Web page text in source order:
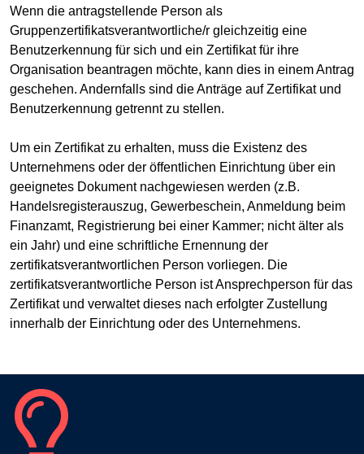
Wenn die antragstellende Person als
Gruppenzertifikatsverantwortliche/r gleichzeitig eine
Benutzerkennung für sich und ein Zertifikat für ihre
Organisation beantragen möchte, kann dies in einem Antrag
geschehen. Andernfalls sind die Anträge auf Zertifikat und
Benutzerkennung getrennt zu stellen.
Um ein Zertifikat zu erhalten, muss die Existenz des
Unternehmens oder der öffentlichen Einrichtung über ein
geeignetes Dokument nachgewiesen werden (z.B.
Handelsregisterauszug, Gewerbeschein, Anmeldung beim
Finanzamt, Registrierung bei einer Kammer; nicht älter als
ein Jahr) und eine schriftliche Ernennung der
zertifikatsverantwortlichen Person vorliegen. Die
zertifikatsverantwortliche Person ist Ansprechperson für das
Zertifikat und verwaltet dieses nach erfolgter Zustellung
innerhalb der Einrichtung oder des Unternehmens.